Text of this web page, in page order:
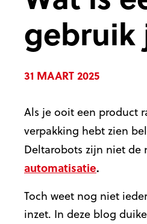
gebruik
31 MAART 2025
Als je ooit een product
verpakking hebt zien
Deltarobots zijn niet de
automatisatie.
Toch weet nog niet
inzet. In deze blog